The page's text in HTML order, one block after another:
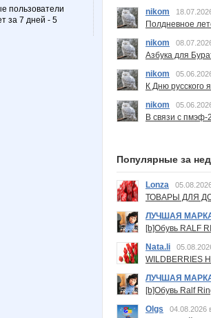
пользователи
за 7 дней - 5
nikom
Полдневное
nikom
Азбука для
nikom
К Дню русского
nikom
В связи с пмэф-
Популярные за
Lonza
ТОВАРЫ ДЛЯ
ЛУЧШАЯ
[b]Обувь RALF
Nata.li
ЛУЧШАЯ
[b]Обувь Ralf
Olgs
04.08.2026